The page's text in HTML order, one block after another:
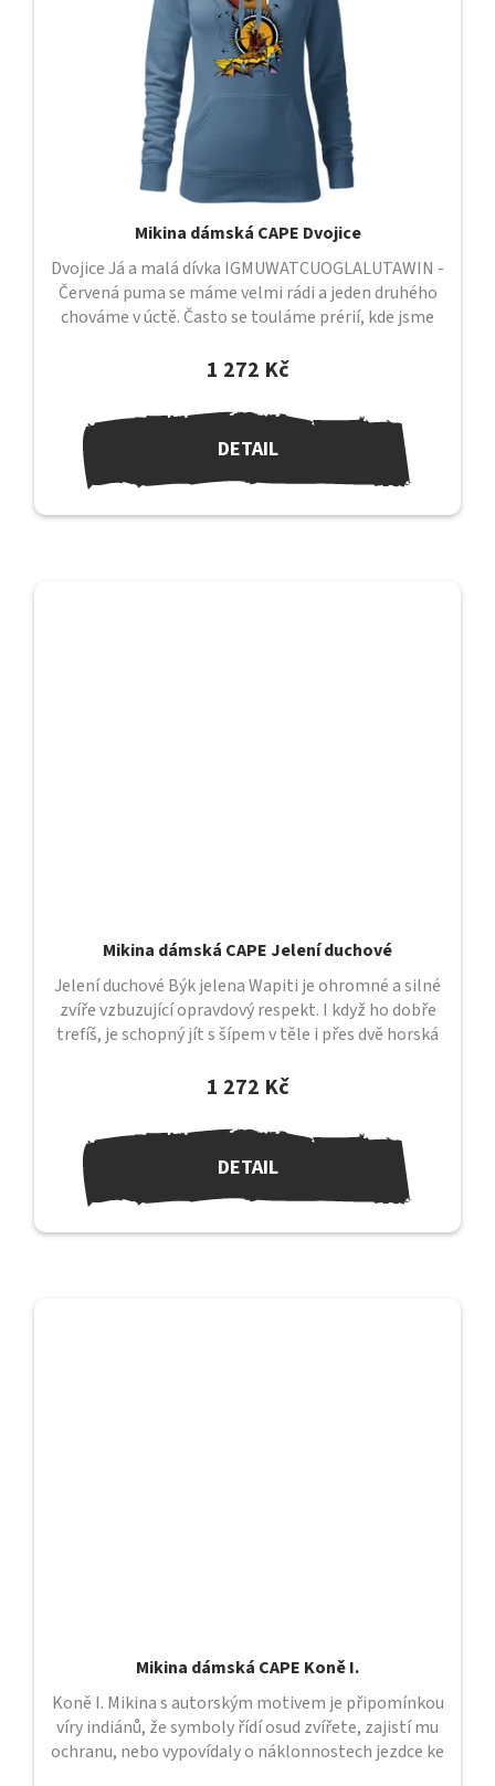
Mikina dámská CAPE Dvojice
1 272 Kč
DETAIL
Dvojice Já a malá dívka IGMUWATCUOGLALUTAWIN -
Červená puma se máme velmi rádi a jeden druhého
chováme v úctě. Často se touláme prérií, kde jsme
Mikina dámská CAPE Jelení duchové
1 272 Kč
DETAIL
Jelení duchové Býk jelena Wapiti je ohromné a silné
zvíře vzbuzující opravdový respekt. I když ho dobře
trefíš, je schopný jít s šípem v těle i přes dvě horská
Mikina dámská CAPE Koně I.
Koně I. Mikina s autorským motivem je připomínkou
víry indiánů, že symboly řídí osud zvířete, zajistí mu
ochranu, nebo vypovídaly o náklonnostech jezdce ke